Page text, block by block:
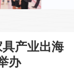
产业出海
办